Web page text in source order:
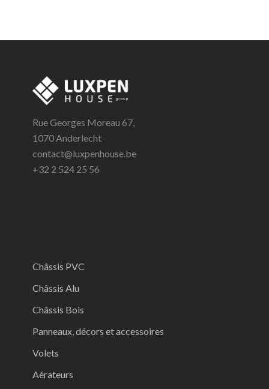
Rue Georges Moreau 67,
1070 Anderlecht
contact@luxpenhouse.be
+32 2 524 25 56
Châssis PVC
Châssis Alu
Châssis Bois
Panneaux, décors et accessoires
Volets
Aérateurs